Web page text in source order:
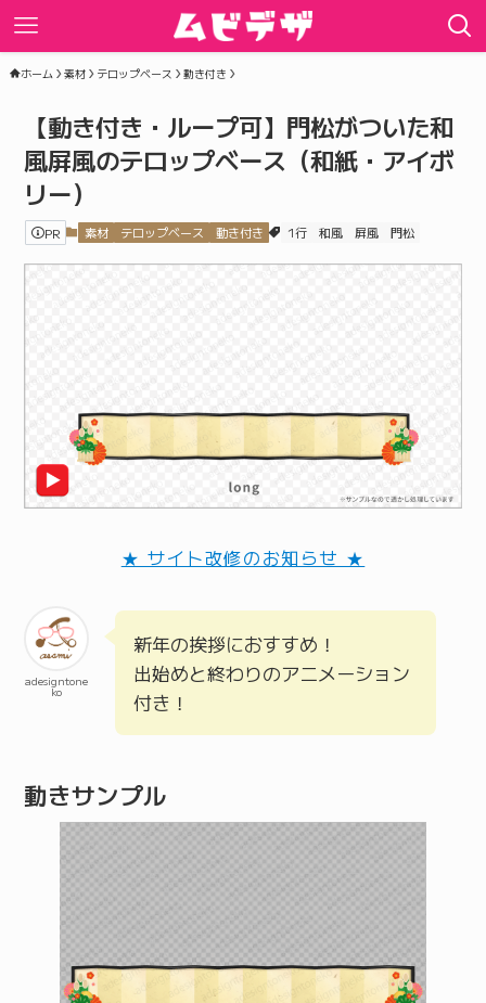
ホーム 素材 テロップベース 動き付き
【動き付き・ループ可】門松がついた和
風屏風のテロップベース（和紙・アイボ
リー）
PR 素材 テロップベース 動き付き 1行 和風 屏風 門松
★ サイト改修のお知らせ ★
adesigntone
ko
新年の挨拶におすすめ！
出始めと終わりのアニメーション
付き！
動きサンプル